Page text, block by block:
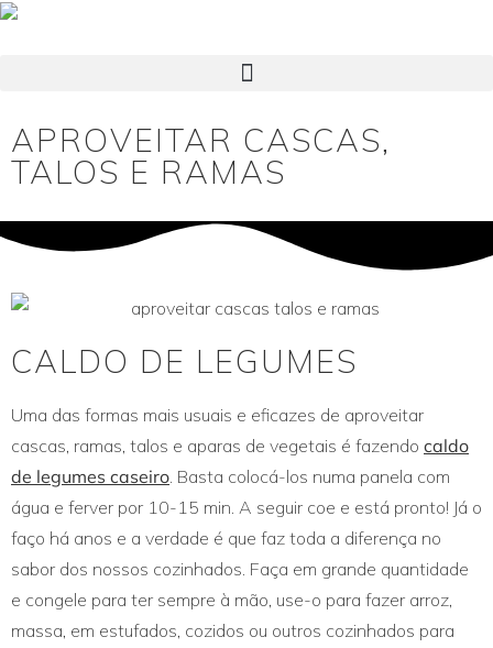
APROVEITAR CASCAS,
TALOS E RAMAS
CALDO DE LEGUMES
Uma das formas mais usuais e eficazes de aproveitar
cascas, ramas, talos e aparas de vegetais é fazendo caldo
de legumes caseiro . Basta colocá-los numa panela com
água e ferver por 10-15 min. A seguir coe e está pronto! Já o
faço há anos e a verdade é que faz toda a diferença no
sabor dos nossos cozinhados. Faça em grande quantidade
e congele para ter sempre à mão, use-o para fazer arroz,
massa, em estufados, cozidos ou outros cozinhados para